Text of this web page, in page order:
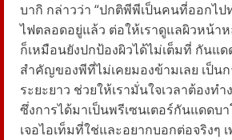
บากิ กล่าวว่า “ปกติพีพีเป็นคนที่ออกไป
ไฟตลอดอยู่แล้ว ต่อให้เราดูแลผิวหน้
ก็เหมือนยังปกป้องผิวได้ไม่เต็มที่ กันแด
สำคัญของพีที่ไม่เคยมองข้ามเลย เป็น
ระยะยาว ช่วยให้เรามั่นใจเวลาต้องท
ซึ่งการได้มาเป็นพรีเซนเตอร์กันแดดบ
เจอไอเท็มที่ใช่และอยากบอกต่อจริงๆ เ